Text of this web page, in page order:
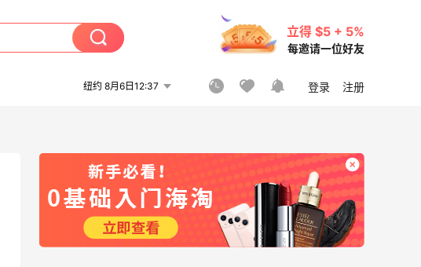
立得 $5 + 5%
每邀请一位好友
纽约 8月6日12:37 登录 注册